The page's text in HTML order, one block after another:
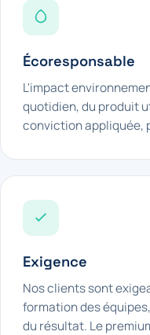
Écoresponsable
L'impact
quotidien, du produit
conviction appliquée,
Exigence
Nos clients sont
formation des
du résultat. Le